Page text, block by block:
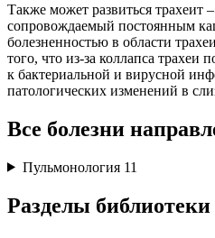
Также может развиться трахеит
сопровождаемый постоянным
болезненностью в области
того, что из-за коллапса трахеи
к бактериальной и вирусной
патологических изменений в
Все болезни
Пульмонология 11
Разделы библиотеки